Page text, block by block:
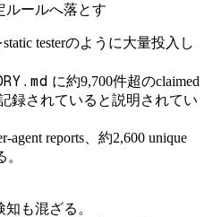
ルールへ落とす
testerのように大量投入し
に約9,700件超のclaimed
録されていると説明されてい
agent reports、約2,600 unique
も混ざる。